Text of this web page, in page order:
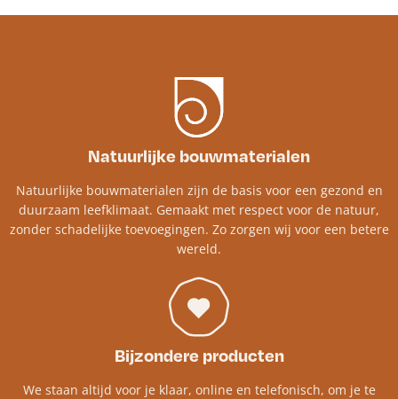
Natuurlijke bouwmaterialen
Natuurlijke bouwmaterialen zijn de basis voor een gezond en
duurzaam leefklimaat. Gemaakt met respect voor de natuur,
zonder schadelijke toevoegingen. Zo zorgen wij voor een betere
wereld.
Bijzondere producten
We staan altijd voor je klaar, online en telefonisch, om je te